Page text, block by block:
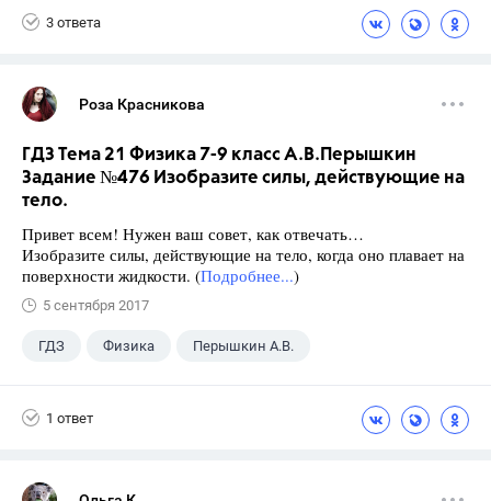
3 ответа
Роза Красникова
ГДЗ Тема 21 Физика 7-9 класс А.В.Перышкин
Задание №476 Изобразите силы, действующие на
тело.
Привет всем! Нужен ваш совет, как отвечать…
Изобразите силы, действующие на тело, когда оно плавает на
поверхности жидкости. (Подробнее...)
5 сентября 2017
ГДЗ Физика Перышкин А.В.
1 ответ